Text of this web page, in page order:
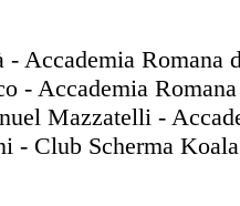
- Accademia Romana
- Accademia
Mazzatelli -
- Club Scherma Koala